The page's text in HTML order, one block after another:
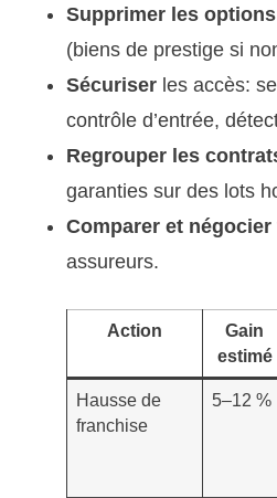
Supprimer les options
(biens de prestige si
Sécuriser les accès:
contrôle d’entrée,
Regrouper les
garanties sur des lots
Comparer et négocier
assureurs.
Action
Gain
estimé
Hausse de
franchise
5–12 %